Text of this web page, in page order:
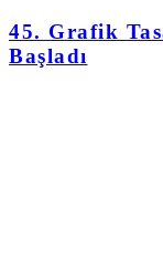
45. Grafik
Başladı